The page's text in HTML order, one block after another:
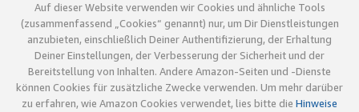
Auf dieser Website verwenden wir Cookies und ähnliche Tools
(zusammenfassend „Cookies“ genannt) nur, um Dir Dienstleistungen
anzubieten, einschließlich Deiner Authentifizierung, der Erhaltung
Deiner Einstellungen, der Verbesserung der Sicherheit und der
Bereitstellung von Inhalten. Andere Amazon-Seiten und -Dienste
können Cookies für zusätzliche Zwecke verwenden. Um mehr darüber
zu erfahren, wie Amazon Cookies verwendet, lies bitte die Hinweise